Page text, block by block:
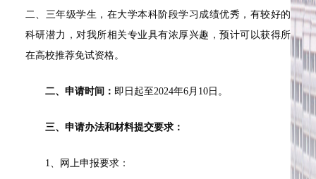
二、三年级学生，在大学本科阶段学习成绩优秀，有较好的
科研潜力，对我所相关专业具有浓厚兴趣，预计可以获得所
在高校推荐免试资格。
二、申请时间： 即日起至2024年6月10日。
三、申请办法和材料提交要求：
1、网上申报要求：